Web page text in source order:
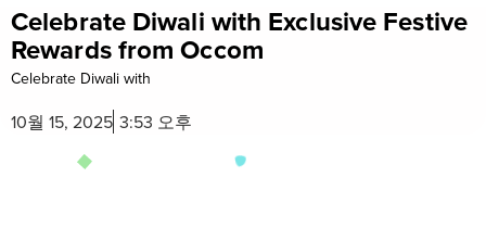
Don’t let connectivity be part of the
problem
Don’t let connectivity
10월 14, 2025 12:33 오후